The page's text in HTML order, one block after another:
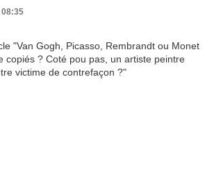
08:35